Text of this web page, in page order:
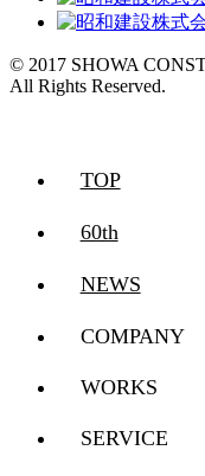
© 2017 SHOWA
All Rights Reserved.
TOP
60th
NEWS
COMPANY
WORKS
SERVICE